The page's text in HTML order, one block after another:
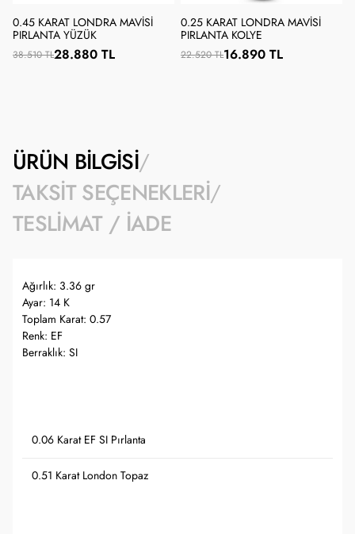
0.45 KARAT LONDRA MAVISI
PIRLANTA YÜZÜK
38.510 TL28.880 TL
0.25 KARAT LONDRA MAVISI
PIRLANTA KOLYE
22.520 TL16.890 TL
ÜRÜN BILGISI
TAKSIT SEÇENEKLERI
TESLIMAT / İADE
Ağırlık: 3.36 gr
Ayar: 14 K
Toplam Karat: 0.57
Renk: EF
Berraklık: SI
0.06 Karat EF SI Pırlanta
0.51 Karat London Topaz